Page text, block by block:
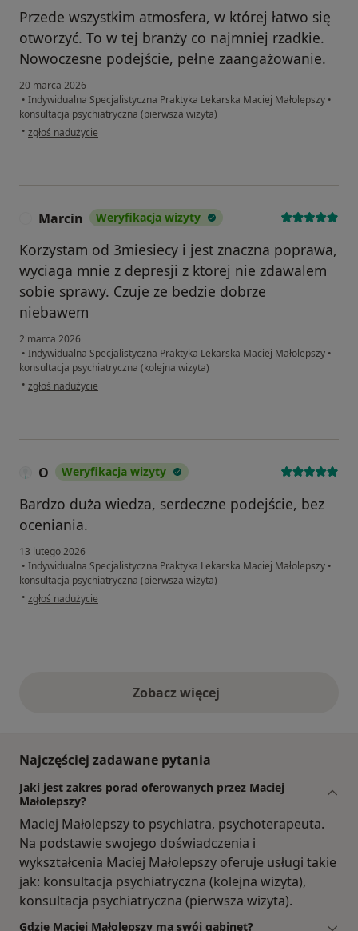
Przede wszystkim atmosfera, w której łatwo się
otworzyć. To w tej branży co najmniej rzadkie.
Nowoczesne podejście, pełne zaangażowanie.
20 marca 2026
• Indywidualna Specjalistyczna Praktyka Lekarska Maciej Małolepszy •
konsultacja psychiatryczna (pierwsza wizyta)
• w opinii użytkownika Mikołaj
zgłoś nadużycie
Marcin Weryfikacja wizyty
Korzystam od 3miesiecy i jest znaczna poprawa,
wyciaga mnie z depresji z ktorej nie zdawalem
sobie sprawy. Czuje ze bedzie dobrze
niebawem
2 marca 2026
• Indywidualna Specjalistyczna Praktyka Lekarska Maciej Małolepszy •
konsultacja psychiatryczna (kolejna wizyta)
• w opinii użytkownika Marcin
zgłoś nadużycie
O Weryfikacja wizyty
Bardzo duża wiedza, serdeczne podejście, bez
oceniania.
13 lutego 2026
• Indywidualna Specjalistyczna Praktyka Lekarska Maciej Małolepszy •
konsultacja psychiatryczna (pierwsza wizyta)
• w opinii użytkownika O
zgłoś nadużycie
Zobacz więcejopinie powyżej
Najczęściej zadawane pytania
Jaki jest zakres porad oferowanych przez Maciej
Małolepszy?
Maciej Małolepszy to psychiatra, psychoterapeuta.
Na podstawie swojego doświadczenia i
wykształcenia Maciej Małolepszy oferuje usługi takie
jak: konsultacja psychiatryczna (kolejna wizyta),
konsultacja psychiatryczna (pierwsza wizyta).
Gdzie Maciej Małolepszy ma swój gabinet?